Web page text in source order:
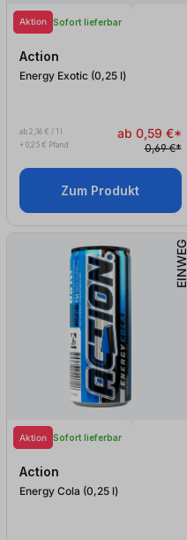
Aktion Sofort lieferbar
Action
Energy Exotic (0,25 l)
ab 2,36 € / 1 l
+ 0,25 € Pfand
ab 0,59 €*
0,69 €*
Zum Produkt
EINWEG
Aktion Sofort lieferbar
Action
Energy Cola (0,25 l)